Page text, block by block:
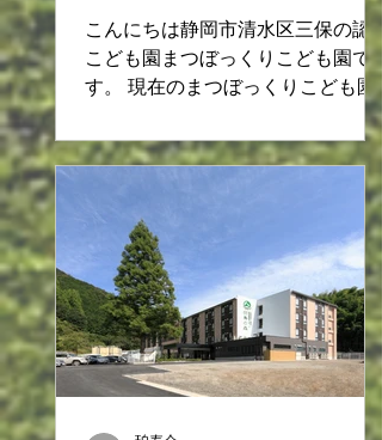
清水区三保|
こんにちは静岡市清水区三保の認定
こども園まつぼっくりこども園で
す。 現在のまつぼっくりこども園
の求人についてご案内いたします。
＼2021年4月／新規オープンの認定
こども園です！ 新卒・第2新卒の
方、未経験の方からベテラン先生ま
で、 経験年数不問◎幅広く募集し
ています！...